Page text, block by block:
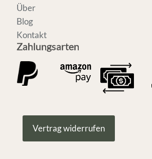
Über
Blog
Kontakt
Zahlungsarten
Vertrag widerrufen